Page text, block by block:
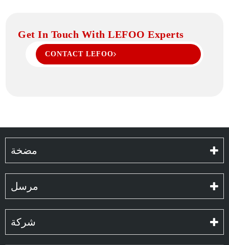
Get In Touch With LEFOO Experts
CONTACT LEFOO
مضخة
مرسل
شركة